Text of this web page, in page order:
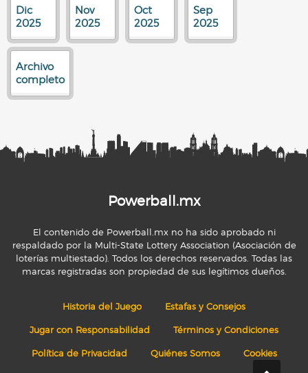
Dic
2025
Nov
2025
Oct
2025
Sep
2025
Archivo
completo
Powerball.mx
El contenido de Powerball.mx no ha sido aprobado ni
respaldado por la Multi-State Lottery Association (Asociación de
loterías multiestado). Todos los derechos reservados. Todas las
marcas registradas son propiedad de sus legítimos dueños.
Historia del Juego Estafas y Consejos
Jugar con Responsabilidad Términos y Condiciones
Política de Privacidad Quiénes Somos Cookies